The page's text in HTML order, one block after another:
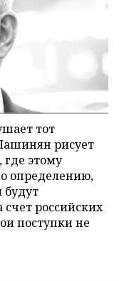
тот
рисует
этому
определению,
будут
счет российских
поступки не